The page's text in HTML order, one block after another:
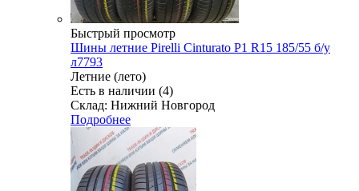
Быстрый просмотр
Шины летние Pirelli Cinturato P1 R15 185/55 б/у
л7793
Летние (лето)
Есть в наличии (4)
Склад: Нижний Новгород
Подробнее